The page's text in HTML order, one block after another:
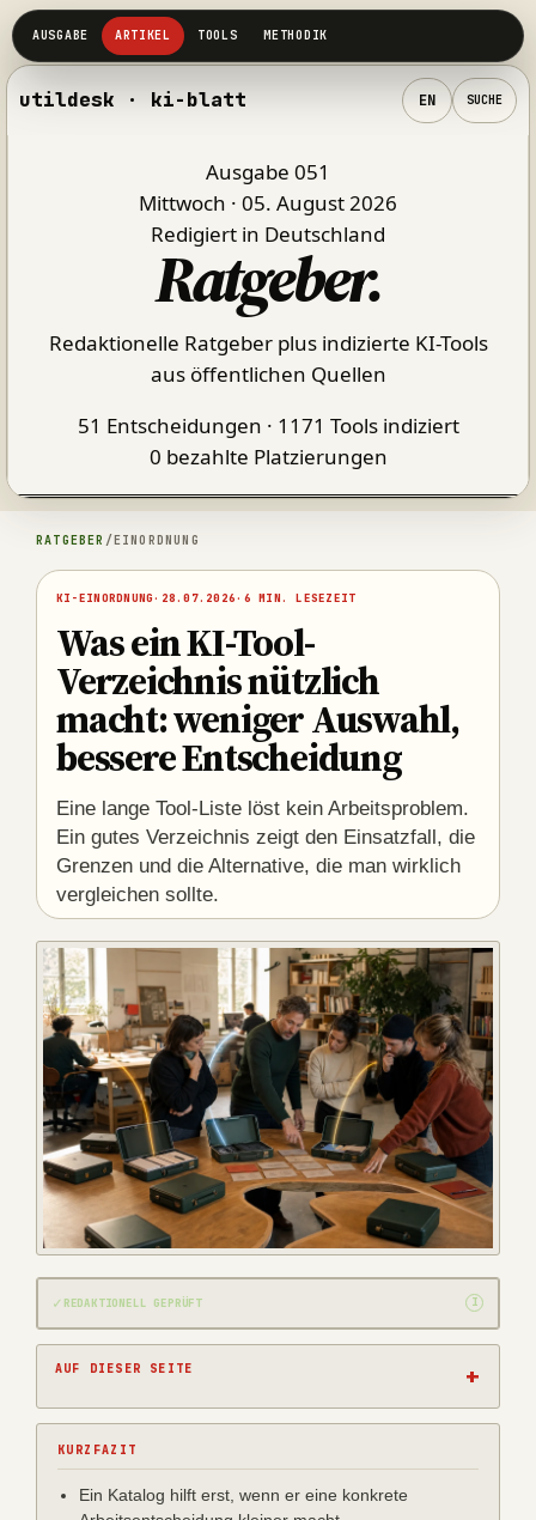
utildesk · ki-blatt EN SUCHE
Ausgabe 051
Mittwoch · 05. August 2026
Redigiert in Deutschland
Ratgeber.
Redaktionelle Ratgeber plus indizierte KI-Tools
aus öffentlichen Quellen
51 Entscheidungen · 1171 Tools indiziert
0 bezahlte Platzierungen
RATGEBER /EINORDNUNG
KI-EINORDNUNG· 28.07.2026· 6 MIN. LESEZEIT
Was ein KI-Tool-
Verzeichnis nützlich
macht: weniger Auswahl,
bessere Entscheidung
Eine lange Tool-Liste löst kein Arbeitsproblem.
Ein gutes Verzeichnis zeigt den Einsatzfall, die
Grenzen und die Alternative, die man wirklich
vergleichen sollte.
✓ REDAKTIONELL GEPRÜFT I
AUF DIESER SEITE
KURZFAZIT
Ein Katalog hilft erst, wenn er eine konkrete